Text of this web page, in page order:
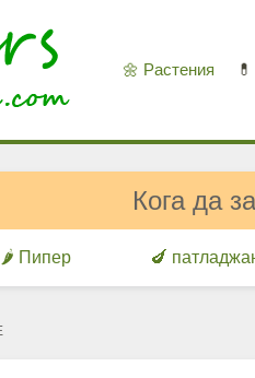
🌼 Растения
Кога да
🌶️ Пипер 🍆